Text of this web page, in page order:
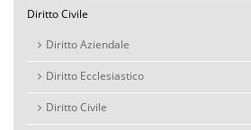
Diritto Civile
Diritto Aziendale
Diritto Ecclesiastico
Diritto Civile